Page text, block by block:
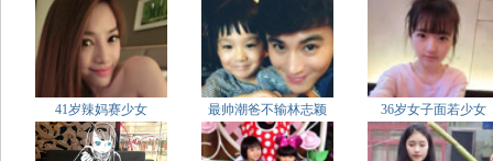
41岁辣妈赛少女 最帅潮爸不输林志颖 36岁女子面若少女